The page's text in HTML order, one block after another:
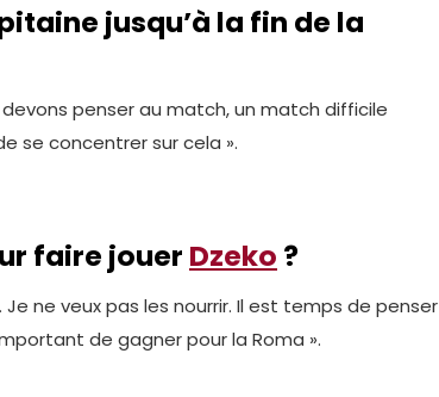
jusqu’à la fin de la
devons penser au match, un match difficile
se concentrer sur cela ».
faire jouer Dzeko ?
ne veux pas les nourrir. Il est temps de penser
de gagner pour la Roma ».